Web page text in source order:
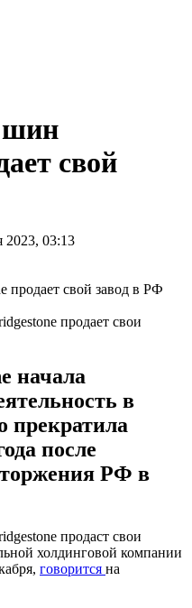
шин
свой
2023, 03:13
продает свои
начала
в
прекратила
после
РФ в
продаст свои
холдинговой компании
говорится на